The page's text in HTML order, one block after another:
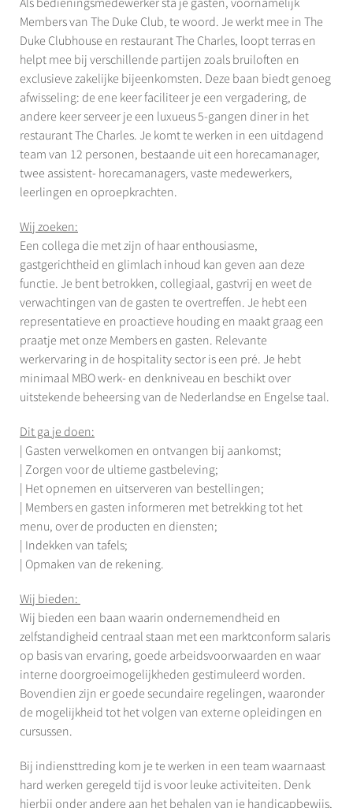
Members van The Duke Club, te woord. Je werkt mee in The
Duke Clubhouse en restaurant The Charles, loopt terras en
helpt mee bij verschillende partijen zoals bruiloften en
exclusieve zakelijke bijeenkomsten. Deze baan biedt genoeg
afwisseling: de ene keer faciliteer je een vergadering, de
andere keer serveer je een luxueus 5-gangen diner in het
restaurant The Charles. Je komt te werken in een uitdagend
team van 12 personen, bestaande uit een horecamanager,
twee assistent- horecamanagers, vaste medewerkers,
leerlingen en oproepkrachten.
Wij zoeken:
Een collega die met zijn of haar enthousiasme,
gastgerichtheid en glimlach inhoud kan geven aan deze
functie. Je bent betrokken, collegiaal, gastvrij en weet de
verwachtingen van de gasten te overtreffen. Je hebt een
representatieve en proactieve houding en maakt graag een
praatje met onze Members en gasten. Relevante
werkervaring in de hospitality sector is een pré. Je hebt
minimaal MBO werk- en denkniveau en beschikt over
uitstekende beheersing van de Nederlandse en Engelse taal.
Dit ga je doen:
| Gasten verwelkomen en ontvangen bij aankomst;
| Zorgen voor de ultieme gastbeleving;
| Het opnemen en uitserveren van bestellingen;
| Members en gasten informeren met betrekking tot het
menu, over de producten en diensten;
| Indekken van tafels;
| Opmaken van de rekening.
Wij bieden:
Wij bieden een baan waarin ondernemendheid en
zelfstandigheid centraal staan met een marktconform salaris
op basis van ervaring, goede arbeidsvoorwaarden en waar
interne doorgroeimogelijkheden gestimuleerd worden.
Bovendien zijn er goede secundaire regelingen, waaronder
de mogelijkheid tot het volgen van externe opleidingen en
cursussen.
Bij indiensttreding kom je te werken in een team waarnaast
hard werken geregeld tijd is voor leuke activiteiten. Denk
hierbij onder andere aan het behalen van je handicapbewijs,